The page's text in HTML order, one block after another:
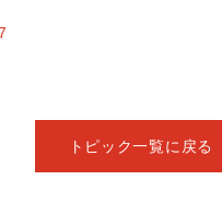
トピック一覧に戻る